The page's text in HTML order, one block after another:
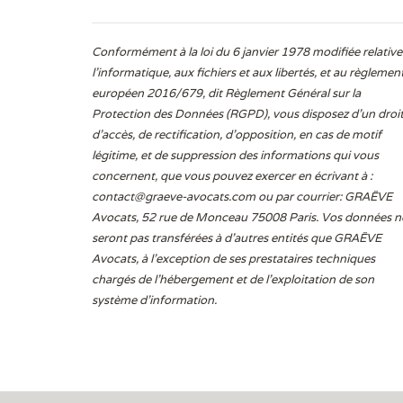
Conformément à la loi du 6 janvier 1978 modifiée
l'informatique, aux fichiers et aux libertés, et au
européen 2016/679, dit Règlement Général sur la
Protection des Données (RGPD), vous disposez d’un droit
d’accès, de rectification, d’opposition, en cas de motif
légitime, et de suppression des informations qui vous
concernent, que vous pouvez exercer en écrivant à :
contact@graeve-avocats.com ou par courrier: GRAËVE
Avocats, 52 rue de Monceau 75008 Paris. Vos données
seront pas transférées à d’autres entités que GRAËVE
Avocats, à l’exception de ses prestataires techniques
chargés de l’hébergement et de l’exploitation de son
système d’information.